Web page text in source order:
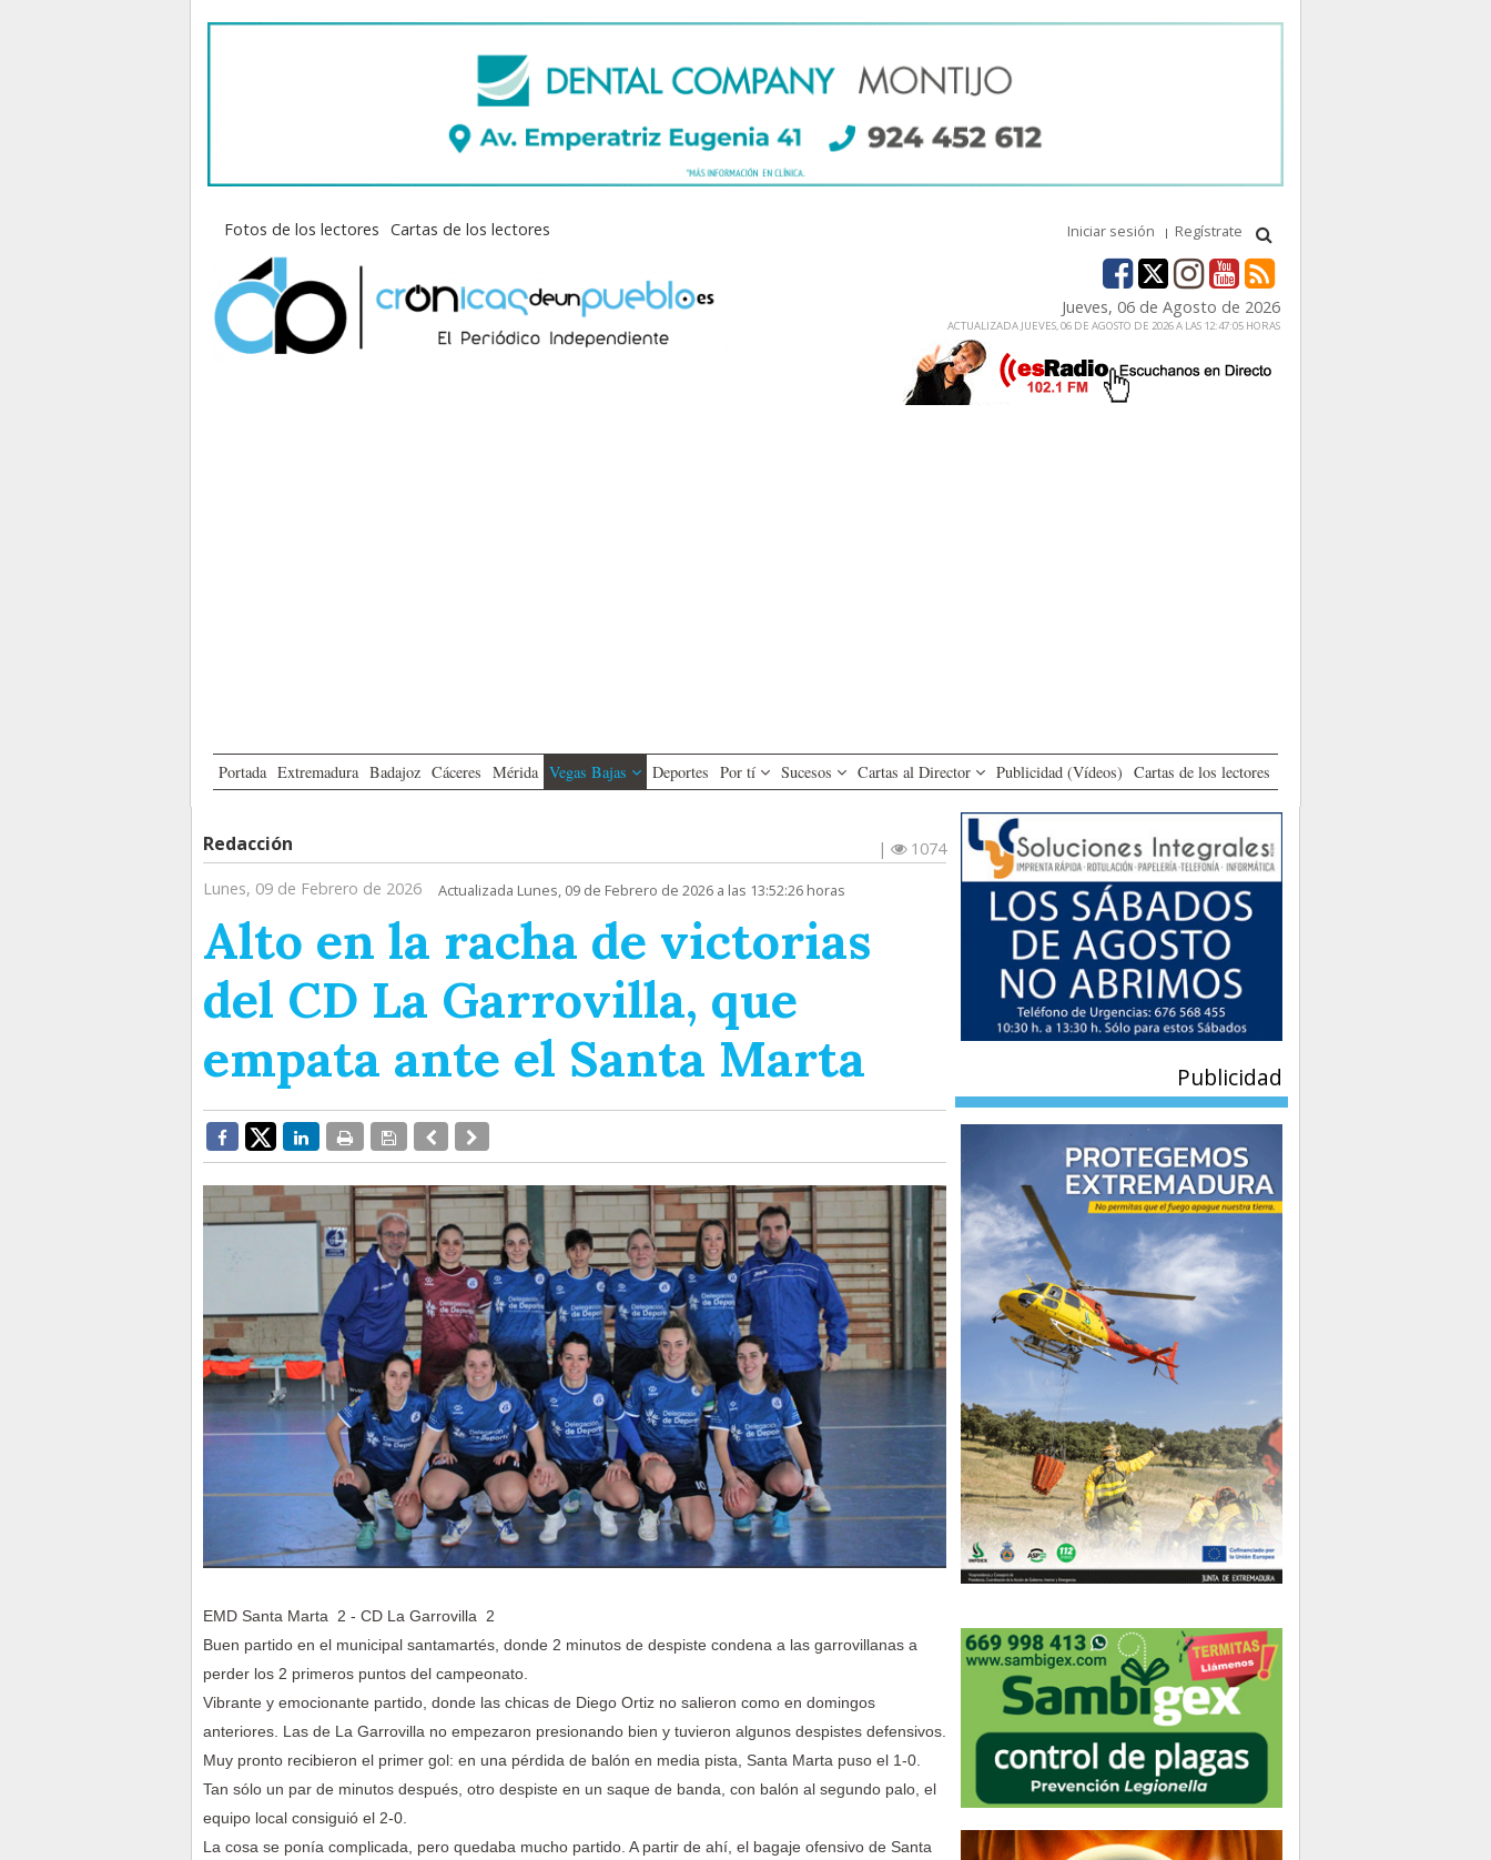
Fotos de los lectores Cartas de los lectores Iniciar sesión Regístrate
Jueves, 06 de Agosto de 2026
ACTUALIZADA JUEVES, 06 DE AGOSTO DE 2026 A LAS 12:47:05 HORAS
Portada Extremadura Badajoz Cáceres Mérida Vegas Bajas Deportes Por tí Sucesos Cartas al Director Publicidad (Vídeos) Cartas de los lectores
Redacción |
1074
Lunes, 09 de Febrero de 2026
Actualizada Lunes, 09 de Febrero de 2026 a las 13:52:26 horas
Alto en la racha de victorias
del CD La Garrovilla, que
empata ante el Santa Marta
EMD Santa Marta 2 - CD La Garrovilla 2
Buen partido en el municipal santamartés, donde 2 minutos de despiste condena a las garrovillanas a
perder los 2 primeros puntos del campeonato.
Vibrante y emocionante partido, donde las chicas de Diego Ortiz no salieron como en domingos
anteriores. Las de La Garrovilla no empezaron presionando bien y tuvieron algunos despistes defensivos.
Muy pronto recibieron el primer gol: en una pérdida de balón en media pista, Santa Marta puso el 1-0.
Tan sólo un par de minutos después, otro despiste en un saque de banda, con balón al segundo palo, el
equipo local consiguió el 2-0.
La cosa se ponía complicada, pero quedaba mucho partido. A partir de ahí, el bagaje ofensivo de Santa
Publicidad